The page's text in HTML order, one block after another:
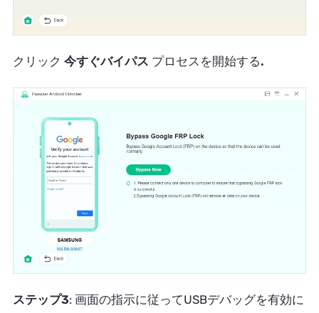
クリック 今すぐバイパス プロセスを開始する.
ステップ3: 画面の指示に従ってUSBデバッグを有効に